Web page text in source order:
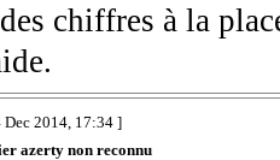
chiffres à la
2014, 17:34 ]
azerty non reconnu